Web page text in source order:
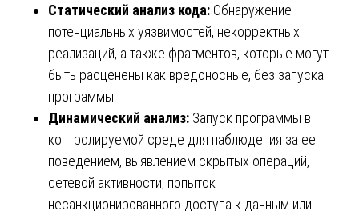
Статический анализ кода: Обнаружение
потенциальных уязвимостей, некорректных
реализаций, а также фрагментов, которые могут
быть расценены как вредоносные, без запуска
программы.
Динамический анализ: Запуск программы в
контролируемой среде для наблюдения за ее
поведением, выявлением скрытых операций,
сетевой активности, попыток
несанкционированного доступа к данным или